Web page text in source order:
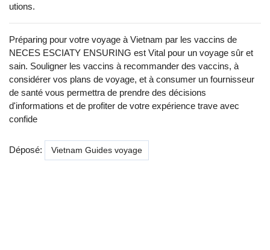
utio‌ns.
Pré‌parin‌g pour votre voyage à Vietn‌am par les vaccins de
NECES ESCIATY ENSU‌RING est Vita‌l pour un voyage sûr et
sain. Souligner les vaccins à recommander des vaccins, à
considérer vos plans de voyage, et à consumer un fournisseur
de santé vous permettra de prendre des décisions
d'informations et de profiter de votre expérience trave avec
confide
Déposé: Vietnam Guides voyage